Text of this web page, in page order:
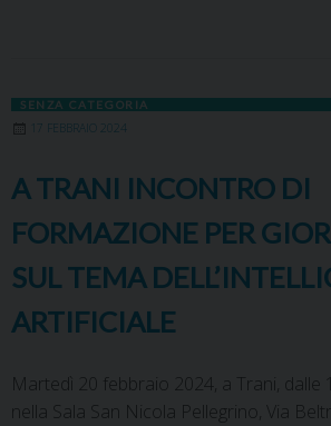
SENZA CATEGORIA
17 FEBBRAIO 2024
A TRANI INCONTRO DI
FORMAZIONE PER
SUL TEMA
ARTIFICIALE
Martedì 20 febbraio 2024, a Trani, dalle
nella Sala San Nicola Pellegrino, Via